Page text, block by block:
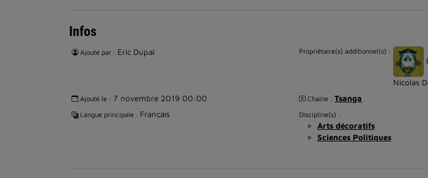
Infos
Ajouté par : Eric Dupal Propriétaire(s) additionnel(s) :
Nicolas
Ajouté le : 7 novembre 2019 00:00 Chaîne :Tsanga
Langue principale : Français Discipline(s) :
Arts décoratifs
Sciences Politiques